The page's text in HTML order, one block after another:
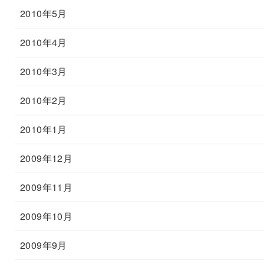
2010年5月
2010年4月
2010年3月
2010年2月
2010年1月
2009年12月
2009年11月
2009年10月
2009年9月